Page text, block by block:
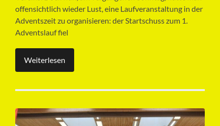
offensichtlich wieder Lust, eine Laufveranstaltung in der
Adventszeit zu organisieren: der Startschuss zum 1.
Adventslauf fiel
Weiterlesen